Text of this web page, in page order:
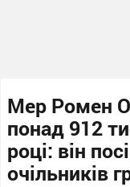
Мер Ромен
понад 912
році: він
очільників